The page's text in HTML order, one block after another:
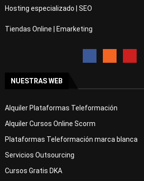
Hosting especializado | SEO
Tiendas Online | Emarketing
NUESTRAS WEB
Alquiler Plataformas Teleformación
Alquiler Cursos Online Scorm
Plataformas Teleformación marca blanca
Servicios Outsourcing
Cursos Gratis DKA